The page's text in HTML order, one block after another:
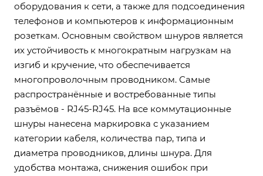
оборудования к сети, а также для подсоединения
телефонов и компьютеров к информационным
розеткам. Основным свойством шнуров является
их устойчивость к многократным нагрузкам на
изгиб и кручение, что обеспечивается
многопроволочным проводником. Самые
распространённые и востребованные типы
разъёмов - RJ45-RJ45. На все коммутационные
шнуры нанесена маркировка с указанием
категории кабеля, количества пар, типа и
диаметра проводников, длины шнура. Для
удобства монтажа, снижения ошибок при